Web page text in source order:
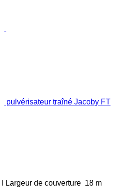
pulvérisateur traîné Jacoby FT
Largeur de couverture 18 m